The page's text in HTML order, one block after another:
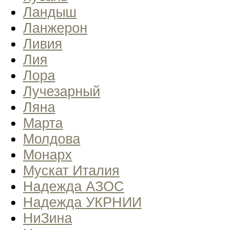
Ландыш
Ланжерон
Ливия
Лия
Лора
Лучезарный
Ляна
Марта
Молдова
Монарх
Мускат Италия
Надежда АЗОС
Надежда УКРНИИ
НиЗина